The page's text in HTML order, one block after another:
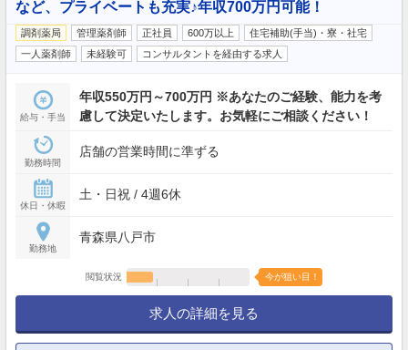
など、プライベートも充実♪年収700万円可能！
調剤薬局 管理薬剤師 正社員 600万以上
住宅補助(手当)・寮・社宅
一人薬剤師
未経験可 コンサルタントを経由する求人
給与・手当
年収550万円～700万円 ※あなたのご経験、能力を考
慮して決定いたします。お気軽にご相談ください！
勤務時間
店舗の営業時間に準ずる
休日・休暇
土・日祝 / 4週6休
勤務地
青森県八戸市
閲覧状況 今が狙い目！
求人の詳細を見る